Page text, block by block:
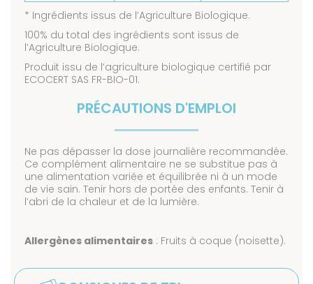
* Ingrédients issus de l’Agriculture Biologique.
100% du total des ingrédients sont issus de
l’Agriculture Biologique.
Produit issu de l’agriculture biologique certifié par
ECOCERT SAS FR-BIO-01.
PRÉCAUTIONS D'EMPLOI
Ne pas dépasser la dose journalière recommandée.
Ce complément alimentaire ne se substitue pas à
une alimentation variée et équilibrée ni à un mode
de vie sain. Tenir hors de portée des enfants. Tenir à
l’abri de la chaleur et de la lumière.
Allergènes alimentaires : Fruits à coque (noisette).